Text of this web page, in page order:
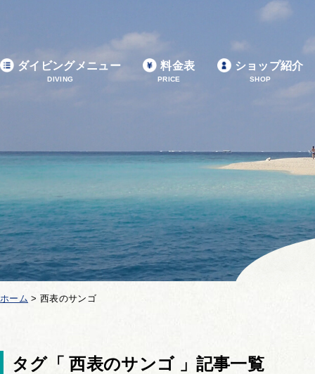
ダイビングメニュー
DIVING
料金表
PRICE
ショップ紹介
SHOP
ホーム > 西表のサンゴ
タグ「 西表のサンゴ 」記事一覧